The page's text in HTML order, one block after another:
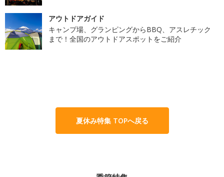
アウトドアガイド
キャンプ場、グランピングからBBQ、アスレチック
まで！全国のアウトドアスポットをご紹介
夏休み特集 TOPへ戻る